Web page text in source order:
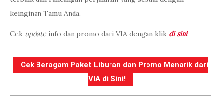
keinginan Tamu Anda.
Cek update info dan promo dari VIA dengan klik di sini.
Cek Beragam Paket Liburan dan Promo Menarik dari
VIA di Sini!